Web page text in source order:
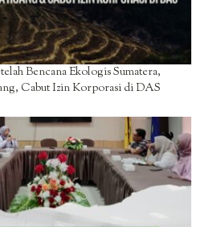
Bencana Ekologis Sumatera,
Cabut Izin Korporasi di DAS